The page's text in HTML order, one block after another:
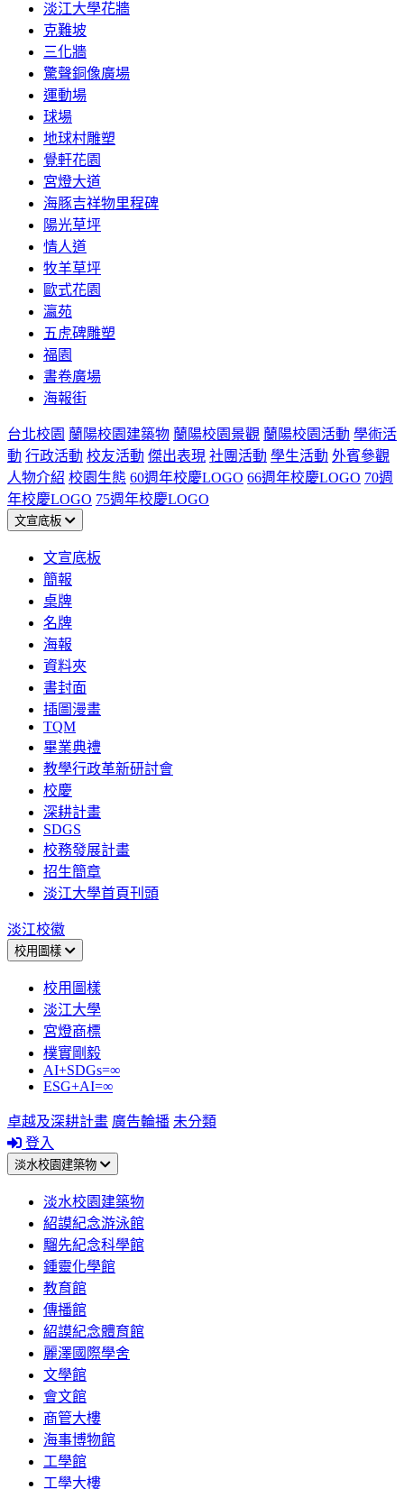
淡江大學花牆
克難坡
三化牆
驚聲銅像廣場
運動場
球場
地球村雕塑
覺軒花園
宮燈大道
海豚吉祥物里程碑
陽光草坪
情人道
牧羊草坪
歐式花園
瀛苑
五虎碑雕塑
福園
書卷廣場
海報街
台北校園 蘭陽校園建築物 蘭陽校園景觀 蘭陽校園活動 學術活
動 行政活動 校友活動 傑出表現 社團活動 學生活動 外賓參觀
人物介紹 校園生態 60週年校慶LOGO 66週年校慶LOGO 70週
年校慶LOGO 75週年校慶LOGO
文宣底板
文宣底板
簡報
桌牌
名牌
海報
資料夾
書封面
插圖漫畫
TQM
畢業典禮
教學行政革新研討會
校慶
深耕計畫
SDGS
校務發展計畫
招生簡章
淡江大學首頁刊頭
淡江校徽
校用圖樣
校用圖樣
淡江大學
宮燈商標
樸實剛毅
AI+SDGs=∞
ESG+AI=∞
卓越及深耕計畫 廣告輪播 未分類
登入
淡水校園建築物
淡水校園建築物
紹謨紀念游泳館
騮先紀念科學館
鍾靈化學館
教育館
傳播館
紹謨紀念體育館
麗澤國際學舍
文學館
會文館
商管大樓
海事博物館
工學館
工學大樓